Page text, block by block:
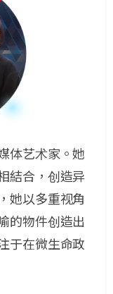
体艺术家。她
結合，创造异
她以多重视角
的物件创造出
于在微生命政